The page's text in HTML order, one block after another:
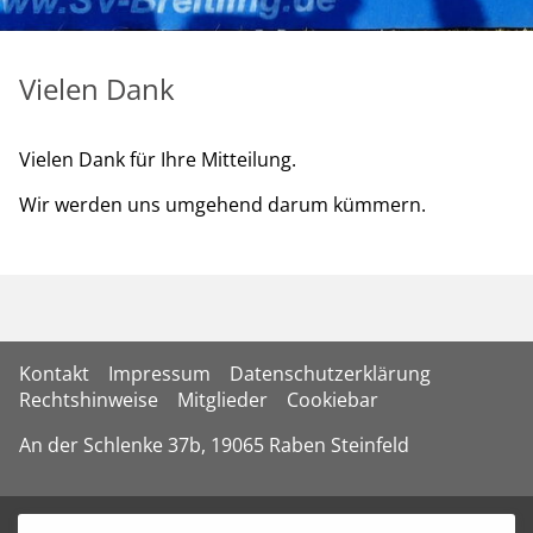
Vielen Dank
Vielen Dank für Ihre Mitteilung.
Wir werden uns umgehend darum kümmern.
Kontakt Impressum
Datenschutzerklärung
Rechtshinweise
Mitglieder
Cookiebar
An der Schlenke 37b, 19065 Raben Steinfeld